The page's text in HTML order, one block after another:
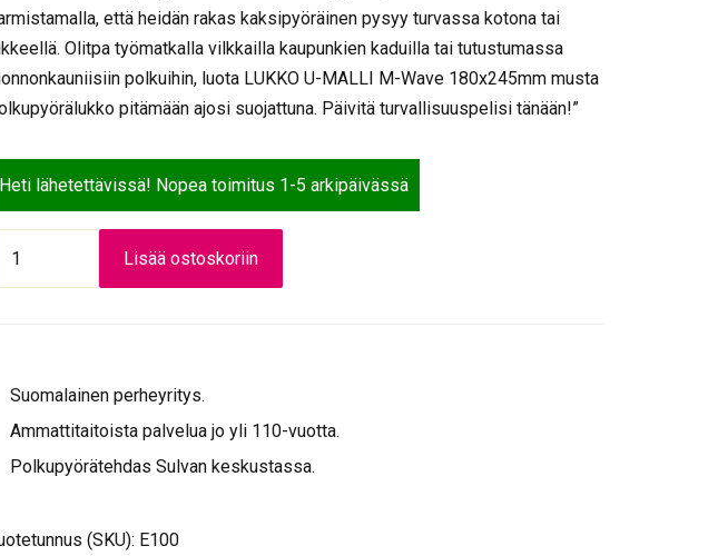
että heidän rakas kaksipyöräinen pysyy turvassa kotona tai
Olitpa työmatkalla vilkkailla kaupunkien kaduilla tai tutustumassa
polkuihin, luota LUKKO U-MALLI M-Wave 180x245mm musta
pitämään ajosi suojattuna. Päivitä turvallisuuspelisi tänään!”
Heti lähetettävissä! Nopea toimitus 1-5 arkipäivässä
Lisää ostoskoriin
Suomalainen perheyritys.
Ammattitaitoista palvelua jo yli 110-vuotta.
Polkupyörätehdas Sulvan keskustassa.
(SKU): E100